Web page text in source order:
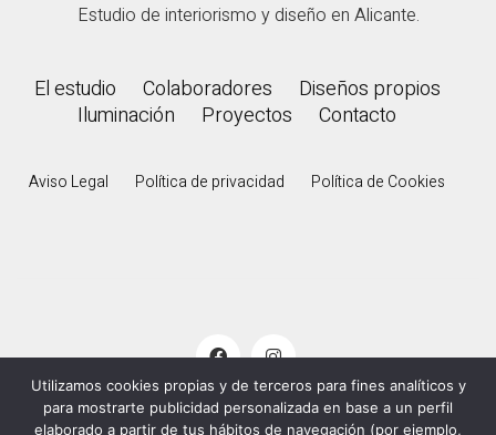
Estudio de interiorismo y diseño en Alicante.
El estudio Colaboradores
Diseños propios
Iluminación
Proyectos Contacto
Aviso Legal Política de privacidad Política de Cookies
Utilizamos cookies propias y de terceros para fines analíticos y
para mostrarte publicidad personalizada en base a un perfil
elaborado a partir de tus hábitos de navegación (por ejemplo,